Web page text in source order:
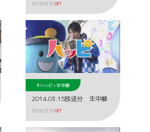
2014.03.29 UP!
#ハッピィ生中継
2014.03.15放送分 生中継
2014.03.15 UP!